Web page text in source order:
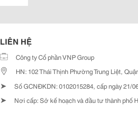
LIÊN HỆ
Công ty Cổ phần VNP Group
HN: 102 Thái Thịnh Phường Trung Liệt,
➤ Số GCNĐKDN: 0102015284, cấp ngày 21/
➤ Nơi cấp: Sở kế hoạch và đầu tư thành phố